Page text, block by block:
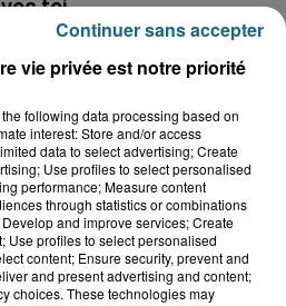
VOIR PLUS
toi
vie privée est notre priorité
following data processing based on
interest: Store and/or access
data to select advertising; Create
Use profiles to select personalised
performance; Measure content
through statistics or combinations
and improve services; Create
Use profiles to select personalised
content; Ensure security, prevent and
and present advertising and content;
choices. These technologies may
Continuer sans accepter